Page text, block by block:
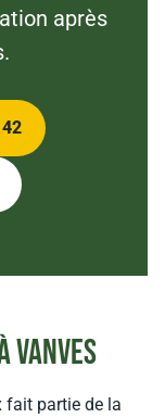
après
fait partie de la